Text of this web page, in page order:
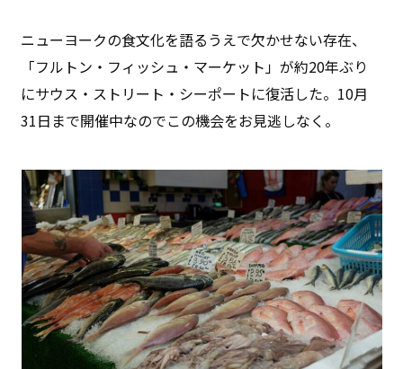
ニューヨークの食文化を語るうえで欠かせない存在、
「フルトン・フィッシュ・マーケット」が約20年ぶり
にサウス・ストリート・シーポートに復活した。10月
31日まで開催中なのでこの機会をお見逃しなく。